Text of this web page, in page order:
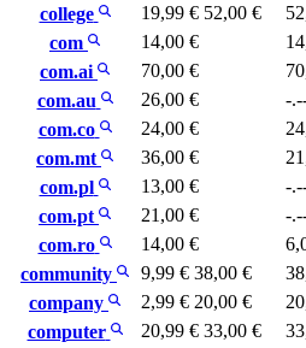
college
19,99 € 52,00 €
com
14,00 €
com.ai
70,00 €
com.au
26,00 € -
com.co
24,00 €
com.mt
36,00 €
com.pl
13,00 € -
com.pt
21,00 € -
com.ro
14,00 €
community
9,99 € 38,00 €
company
2,99 € 20,00 €
computer
20,99 € 33,00 €